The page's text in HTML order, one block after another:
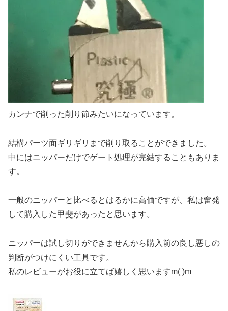
カンナで削った削り節みたいになっています。
結構パーツ面ギリギリまで削り取ることができました。
中にはニッパーだけでゲート処理が完結することもありま
す。
一般のニッパーと比べるとはるかに高価ですが、私は奮発
して購入した甲斐があったと思います。
ニッパーは試し切りができませんから購入前の良し悪しの
判断がつけにくい工具です。
私のレビューがお役に立てば嬉しく思いますm( )m